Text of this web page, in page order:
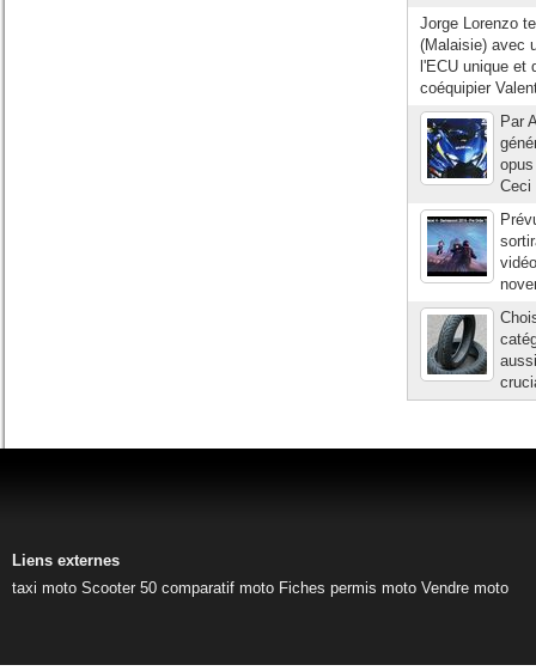
Jorge Lorenzo
(Malaisie) avec
l'ECU unique et
coéquipier
Par
Ceci
Liens externes
taxi moto Scooter 50 comparatif moto Fiches permis moto Vendre moto